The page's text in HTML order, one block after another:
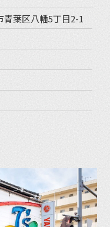
葉区八幡5丁目2-1